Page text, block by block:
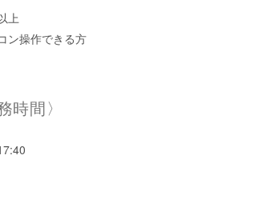
上
ン操作できる方
時間〉